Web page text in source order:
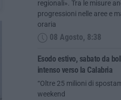
regionali». Tra le misure
progressioni nelle aree e
oraria
08 Agosto, 8:38
Esodo estivo, sabato da
intenso verso la Calabria
“Oltre 25 milioni di
weekend